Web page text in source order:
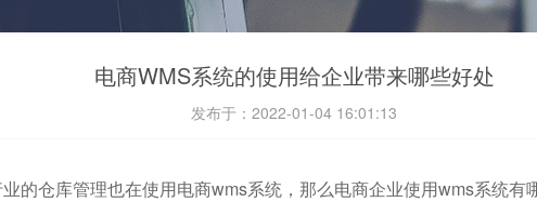
电商WMS系统的使用给企业带来哪些好处
发布于：2022-01-04 16:01:13
的仓库管理也在使用电商wms系统，那么电商企业使用wms系统有